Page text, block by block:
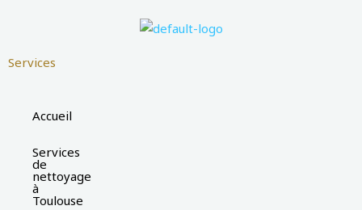
Services
Accueil
Services
de
nettoyage
à
Toulouse